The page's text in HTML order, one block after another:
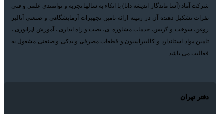
شرکت آماد (آسا ماندگار اندیشه دانا) با اتکاء به سالها تجربه و توانمندی علمی و فنی
نفرات تشکیل دهنده آن در زمینه ارائه تامین تجهیزات آزمایشگاهی و صنعتی آنالیز
روغن، سوخت و گریس، خدمات مشاوره ای، نصب و راه اندازی ، آموزش اپراتوری ،
تامین مواد استاندارد و کالیبراسیون و قطعات مصرفی و یدکی و صنعتی مشغول به
فعالیت می باشد.
دفتر تهران